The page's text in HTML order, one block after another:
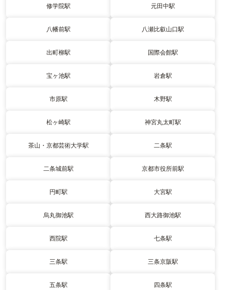
修学院駅 元田中駅
八幡前駅 八瀬比叡山口駅
出町柳駅 国際会館駅
宝ヶ池駅 岩倉駅
市原駅 木野駅
松ヶ崎駅 神宮丸太町駅
茶山・京都芸術大学駅 二条駅
二条城前駅 京都市役所前駅
円町駅 大宮駅
烏丸御池駅 西大路御池駅
西院駅 七条駅
三条駅 三条京阪駅
五条駅 四条駅